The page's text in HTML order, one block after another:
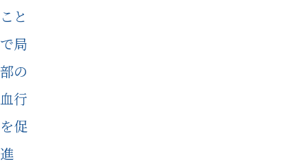
こと
で局
部の
血行
を促
進